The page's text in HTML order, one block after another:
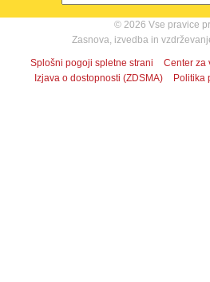
© 2026 Vse pravice
Zasnova, izvedba in
Splošni pogoji spletne strani
Center za
Izjava o dostopnosti (ZDSMA)
Politika